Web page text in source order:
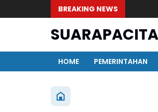
BREAKING NEWS
HOME
PEMERINTAHAN